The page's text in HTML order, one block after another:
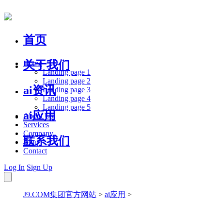
首页
关于我们
ai资讯
ai应用
联系我们
Home
Landing page 1
Landing page 2
Landing page 3
Landing page 4
Landing page 5
About Us
Services
Company
Blog
Contact
Log In Sign Up
J9.COM集团官方网站 > ai应用 >